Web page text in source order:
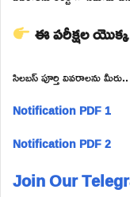
ఈ పరీక్షల
సిలబస్ పూర్తి వివరాలను
Notification PDF 1
Notification PDF 2
Join Our